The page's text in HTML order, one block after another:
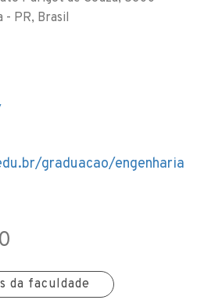
- PR, Brasil
graduacao/engenharia
da faculdade